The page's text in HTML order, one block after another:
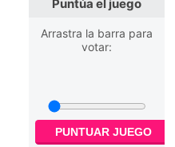
Puntúa el juego
Arrastra la barra para
votar:
PUNTUAR JUEGO